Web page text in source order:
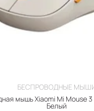
БЕСПРОВОДНЫЕ
мышь Xiaomi Mi Mouse 3
Белый